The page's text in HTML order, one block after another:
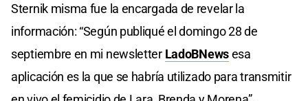
Sternik misma fue la encargada de revelar la
información: “Según publiqué el domingo 28 de
septiembre en mi newsletter LadoBNewsesa
aplicación es la que se habría utilizado para transmitir